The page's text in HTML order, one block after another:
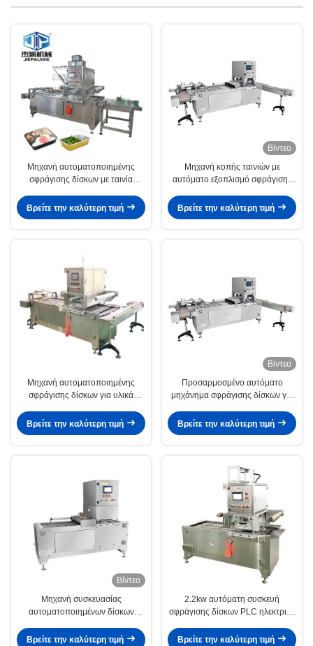
Μηχανή αυτοματοποιημένης
σφράγισης δίσκων με ταινία
κατοικίδιων ζώων
Βρείτε την καλύτερη τιμή
Βίντεο
Μηχανή κοπής ταινιών με
αυτόματο εξοπλισμό σφράγισης
Βρείτε την καλύτερη τιμή
Μηχανή αυτοματοποιημένης
σφράγισης δίσκων για υλικά
Βρείτε την καλύτερη τιμή
Βίντεο
Προσαρμοσμένο αυτόματο
μηχάνημα σφράγισης δίσκων για
Βρείτε την καλύτερη τιμή
Βίντεο
Μηχανή συσκευασίας
αυτοματοποιημένων δίσκων
τυρί
Βρείτε την καλύτερη τιμή
2.2kw αυτόματη συσκευή
σφράγισης δίσκων PLC ηλεκτρικό
Βρείτε την καλύτερη τιμή